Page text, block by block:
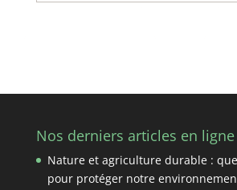
Nos derniers articles en ligne
Nature et agriculture durable :
pour protéger notre